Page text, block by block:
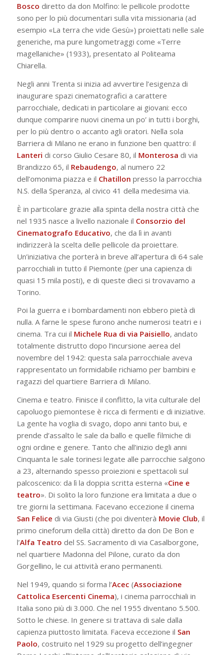
Bosco diretto da don Molfino: le pellicole prodotte
sono per lo più documentari sulla vita missionaria (ad
esempio «La terra che vide Gesù») proiettati nelle sale
generiche, ma pure lungometraggi come «Terre
magellaniche» (1933), presentato al Politeama
Chiarella.
Negli anni Trenta si inizia ad avvertire l’esigenza di
inaugurare spazi cinematografici a carattere
parrocchiale, dedicati in particolare ai giovani: ecco
dunque comparire nuovi cinema un po’ in tutti i borghi,
per lo più dentro o accanto agli oratori. Nella sola
Barriera di Milano ne erano in funzione ben quattro: il
Lanteri di corso Giulio Cesare 80, il Monterosa di via
Brandizzo 65, il Rebaudengo, al numero 22
dell’omonima piazza e il Chatillon presso la parrocchia
N.S. della Speranza, al civico 41 della medesima via.
È in particolare grazie alla spinta della nostra città che
nel 1935 nasce a livello nazionale il Consorzio del
Cinematografo Educativo, che da lì in avanti
indirizzerà la scelta delle pellicole da proiettare.
Un’iniziativa che porterà in breve all’apertura di 64 sale
parrocchiali in tutto il Piemonte (per una capienza di
quasi 15 mila posti), e di queste dieci si trovavamo a
Torino.
Poi la guerra e i bombardamenti non ebbero pietà di
nulla. A farne le spese furono anche numerosi teatri e i
cinema. Tra cui il Michele Rua di via Paisiello, andato
totalmente distrutto dopo l’incursione aerea del
novembre del 1942: questa sala parrocchiale aveva
rappresentato un formidabile richiamo per bambini e
ragazzi del quartiere Barriera di Milano.
Cinema e teatro. Finisce il conflitto, la vita culturale del
capoluogo piemontese è ricca di fermenti e di iniziative.
La gente ha voglia di svago, dopo anni tanto bui, e
prende d’assalto le sale da ballo e quelle filmiche di
ogni ordine e genere. Tanto che all’inizio degli anni
Cinquanta le sale torinesi legate alle parrocchie salgono
a 23, alternando spesso proiezioni e spettacoli sul
palcoscenico: da lì la doppia scritta esterna «Cine e
teatro». Di solito la loro funzione era limitata a due o
tre giorni la settimana. Facevano eccezione il cinema
San Felice di via Giusti (che poi diventerà Movie Club, il
primo cineforum della città) diretto da don De Bon e
l’Alfa Teatro del SS. Sacramento di via Casalborgone,
nel quartiere Madonna del Pilone, curato da don
Gorgellino, le cui attività erano permanenti.
Nel 1949, quando si forma l’Acec (Associazione
Cattolica Esercenti Cinema), i cinema parrocchiali in
Italia sono più di 3.000. Che nel 1955 diventano 5.500.
Sotto le chiese. In genere si trattava di sale dalla
capienza piuttosto limitata. Faceva eccezione il San
Paolo, costruito nel 1929 su progetto dell’ingegner